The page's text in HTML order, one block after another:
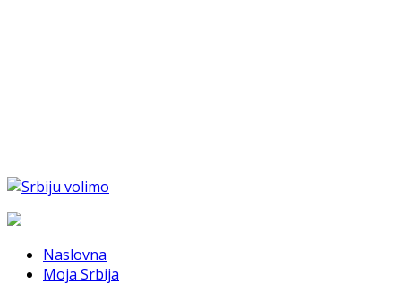
Naslovna
Moja Srbija